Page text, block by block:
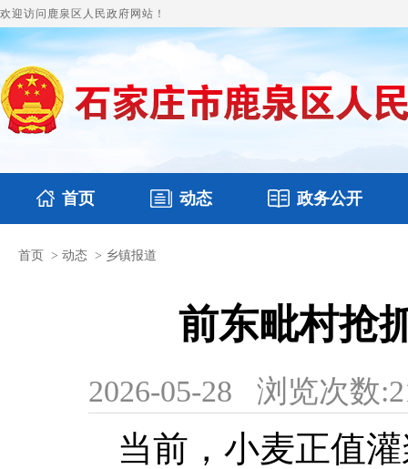
欢迎访问鹿泉区人民政府网站！
首页 动态
国务要闻
政务公开
本区文件
首页 > 动态 > 乡镇报道
前东毗村抢
2026-05-28 浏览次数:
当前，小麦正值